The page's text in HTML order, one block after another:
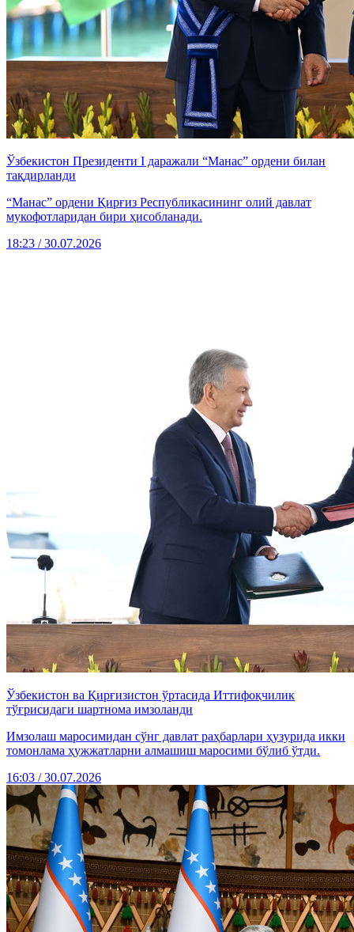
Ўзбекистон Президенти I даражали “Манас” ордени билан
тақдирланди
“Манас” ордени Қирғиз Республикасининг олий давлат
мукофотларидан бири ҳисобланади.
18:23 / 30.07.2026
Ўзбекистон ва Қирғизистон ўртасида Иттифоқчилик
тўғрисидаги шартнома имзоланди
Имзолаш маросимидан сўнг давлат раҳбарлари ҳузурида икки
томонлама ҳужжатларни алмашиш маросими бўлиб ўтди.
16:03 / 30.07.2026